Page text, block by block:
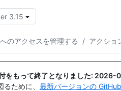
3.15
のアクセスを管理する / アクショ
をもって終了となりました: 2026-
ために、 最新バージョンの